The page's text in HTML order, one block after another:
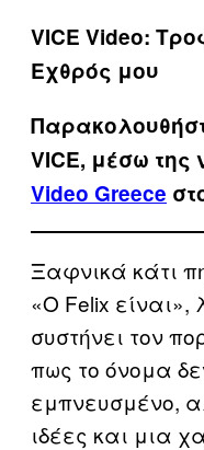
VICE Video:
Εχθρός μου
VICE, μέσω της
Video Greece
Ξαφνικά κάτι
«Ο Felix είναι»,
συστήνει τον
πως το όνομα
εμπνευσμένο,
ιδέες και μια